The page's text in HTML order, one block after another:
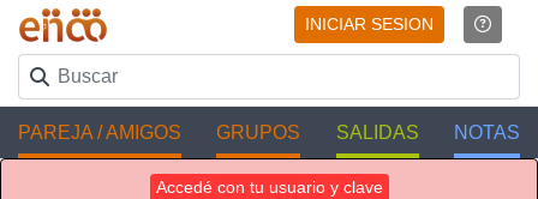
INICIAR SESION
PAREJA / AMIGOS GRUPOS SALIDAS NOTAS
Accedé con tu usuario y clave